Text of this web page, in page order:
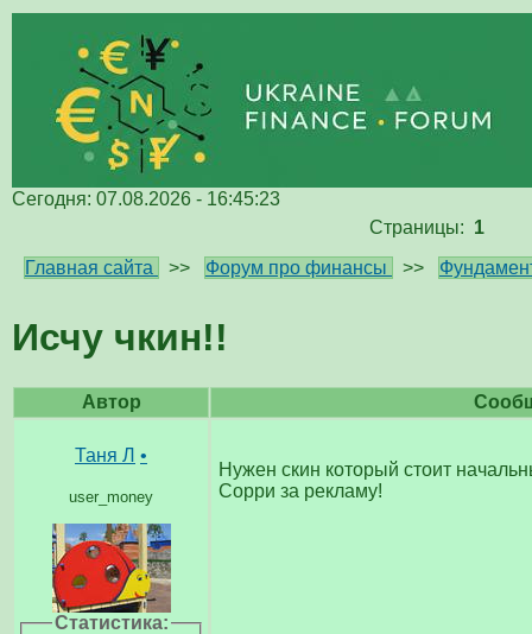
Сегодня: 07.08.2026 - 16:45:23
Страницы: 1
Главная сайта
>> Форум про финансы >>
Исчу чкин!!
Автор
Таня Л •
user_money
Статистика:
Нужен скин который стоит
Сорри за рекламу!